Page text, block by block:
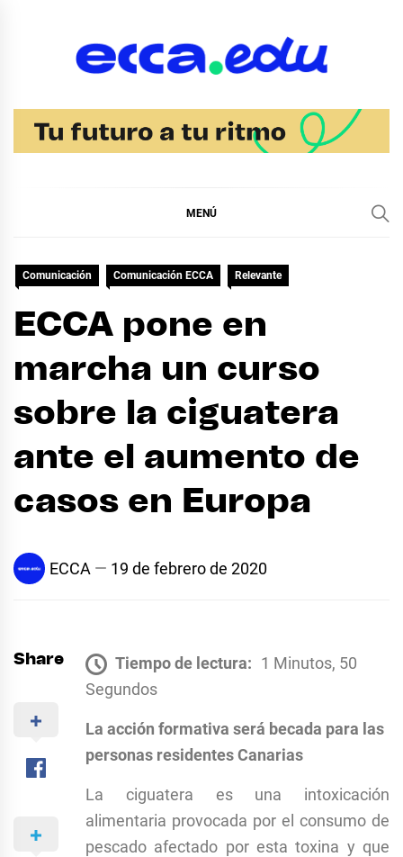
MENÚ
Comunicación Comunicación ECCA Relevante
ECCA pone en
marcha un curso
sobre la ciguatera
ante el aumento de
casos en Europa
ECCA 19 de febrero de 2020
Share Tiempo de lectura: 1 Minutos, 50
Segundos
La acción formativa será becada para las
personas residentes Canarias
La ciguatera es una intoxicación
alimentaria provocada por el consumo de
pescado afectado por esta toxina y que